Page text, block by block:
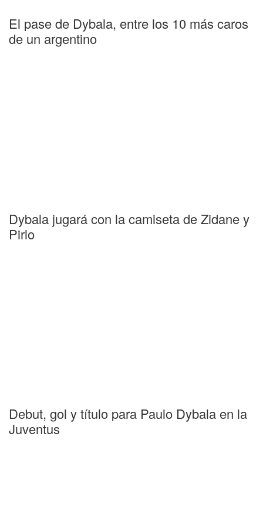
El pase de Dybala, entre los 10 más caros
de un argentino
Dybala jugará con la camiseta de Zidane y
Pirlo
Debut, gol y título para Paulo Dybala en la
Juventus